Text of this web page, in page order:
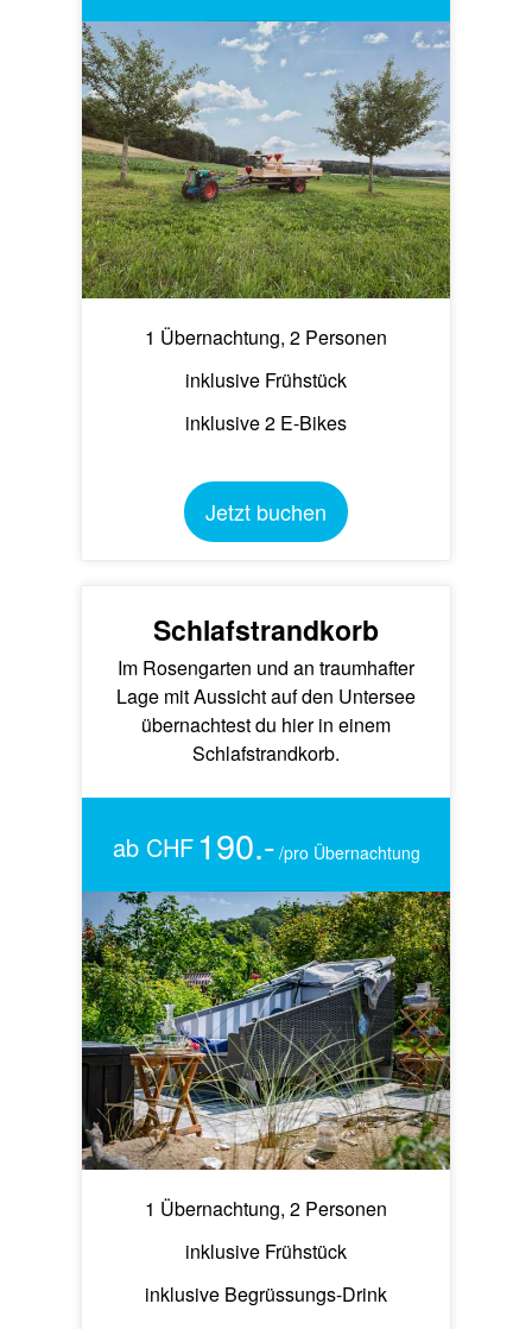
1 Übernachtung, 2 Personen
inklusive Frühstück
inklusive 2 E-Bikes
Jetzt buchen
Schlafstrandkorb
Im Rosengarten und an traumhafter
Lage mit Aussicht auf den Untersee
übernachtest du hier in einem
Schlafstrandkorb.
ab CHF 190.- /pro Übernachtung
1 Übernachtung, 2 Personen
inklusive Frühstück
inklusive Begrüssungs-Drink